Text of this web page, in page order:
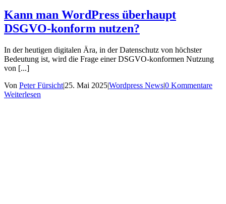
Kann man WordPress überhaupt
DSGVO-konform nutzen?
In der heutigen digitalen Ära, in der Datenschutz von höchster
Bedeutung ist, wird die Frage einer DSGVO-konformen Nutzung
von [...]
Von Peter Fürsicht|25. Mai 2025|Wordpress News|0 Kommentare
Weiterlesen